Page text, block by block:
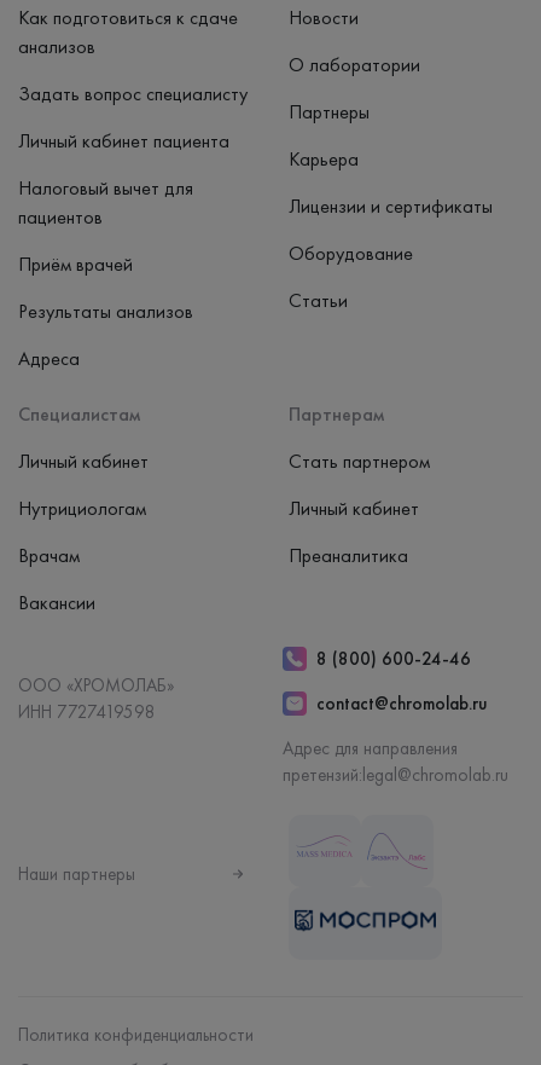
Как подготовиться к сдаче
анализов
Задать вопрос специалисту
Личный кабинет пациента
Налоговый вычет для
пациентов
Приём врачей
Результаты анализов
Адреса
Специалистам
Личный кабинет
Нутрициологам
Врачам
Вакансии
Партнерам
Стать партнером
Личный кабинет
Преаналитика
Новости
О лаборатории
Партнеры
Карьера
Лицензии и сертификаты
Оборудование
Статьи
ООО «ХРОМОЛАБ»
ИНН 7727419598
8 (800) 600-24-46
contact@chromolab.ru
Адрес для направления
претензий:legal@chromolab.ru
Наши партнеры
Политика конфиденциальности